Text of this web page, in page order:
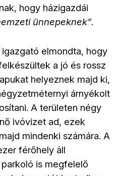
hogy házigazdái
ünnepeknek”.
elmondta, hogy
a jó és rossz
helyeznek majd ki,
árnyékolt
A területen négy
ivóvizet ad, ezek
mindenki számára. A
férőhely áll
is megfelelő